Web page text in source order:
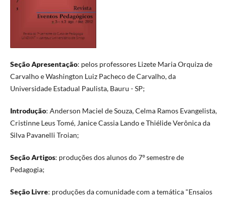
Seção Apresentação: pelos professores Lizete Maria Orquiza de
Carvalho e Washington Luiz Pacheco de Carvalho, da
Universidade Estadual Paulista, Bauru - SP;
Introdução: Anderson Maciel de Souza, Celma Ramos Evangelista,
Cristinne Leus Tomé, Janice Cassia Lando e Thiélide Verônica da
Silva Pavanelli Troian;
Seção Artigos: produções dos alunos do 7º semestre de
Pedagogia;
Seção Livre: produções da comunidade com a temática "Ensaios